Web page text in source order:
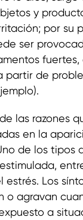
y
por su
ser
fuertes,
partir de
las razones
en la
de los tipos
estrés. Los
o agravan
a